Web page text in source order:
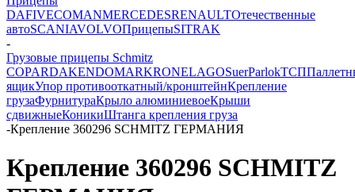
DAFIVECOMANMERCEDESRENAULTОтечественные
автоSCANIAVOLVOПрицепыSITRAK
-
Грузовые прицепы Schmitz
COPARDAKENDOMARKRONELAGOSuerParlokТСП
ящикУпор противооткатный/кронштейнКрепление
грузаФурнитураКрыло алюминиевоеКрыши
сдвижныеКоникиШтанга крепления груза
-Крепление 360296 SCHMITZ ГЕРМАНИЯ
Крепление 360296 SCHMITZ